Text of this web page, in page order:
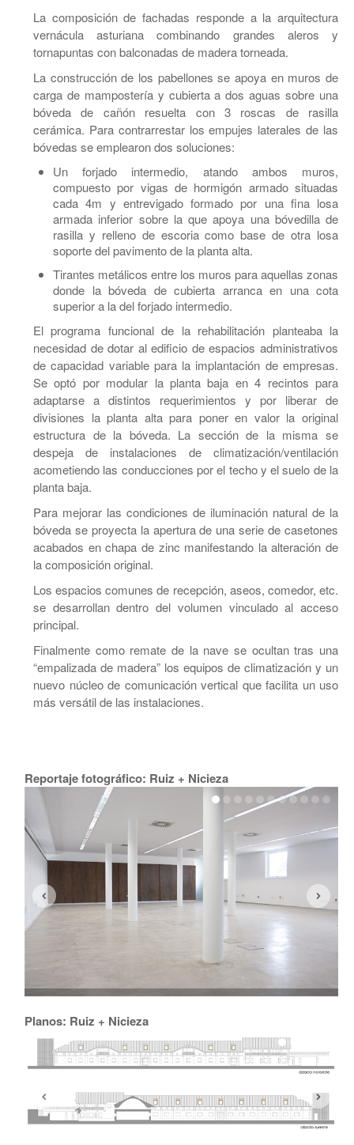
La composición de fachadas responde a la arquitectura
vernácula asturiana combinando grandes aleros y
tornapuntas con balconadas de madera torneada.
La construcción de los pabellones se apoya en muros de
carga de mampostería y cubierta a dos aguas sobre una
bóveda de cañón resuelta con 3 roscas de rasilla
cerámica. Para contrarrestar los empujes laterales de las
bóvedas se emplearon dos soluciones:
Un forjado intermedio, atando ambos muros,
compuesto por vigas de hormigón armado situadas
cada 4m y entrevigado formado por una fina losa
armada inferior sobre la que apoya una bóvedilla de
rasilla y relleno de escoria como base de otra losa
soporte del pavimento de la planta alta.
Tirantes metálicos entre los muros para aquellas zonas
donde la bóveda de cubierta arranca en una cota
superior a la del forjado intermedio.
El programa funcional de la rehabilitación planteaba la
necesidad de dotar al edificio de espacios administrativos
de capacidad variable para la implantación de empresas.
Se optó por modular la planta baja en 4 recintos para
adaptarse a distintos requerimientos y por liberar de
divisiones la planta alta para poner en valor la original
estructura de la bóveda. La sección de la misma se
despeja de instalaciones de climatización/ventilación
acometiendo las conducciones por el techo y el suelo de la
planta baja.
Para mejorar las condiciones de iluminación natural de la
bóveda se proyecta la apertura de una serie de casetones
acabados en chapa de zinc manifestando la alteración de
la composición original.
Los espacios comunes de recepción, aseos, comedor, etc.
se desarrollan dentro del volumen vinculado al acceso
principal.
Finalmente como remate de la nave se ocultan tras una
“empalizada de madera” los equipos de climatización y un
nuevo núcleo de comunicación vertical que facilita un uso
más versátil de las instalaciones.
Reportaje fotográfico: Ruiz + Nicieza
Planos: Ruiz + Nicieza